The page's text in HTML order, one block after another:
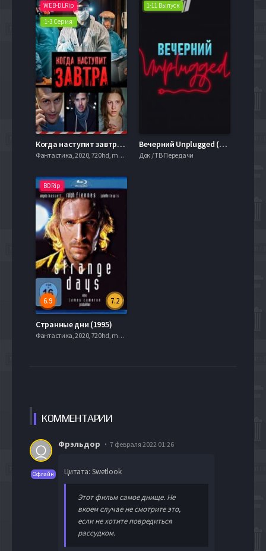
WEB-DLRip
1-3 Серия
Когда наступит завтра (2020)
Фантастика, 2020, 720hd, mobilen
1-11 Выпуск
Вечерний Unplugged (2020)
Док / ТВ Передачи
BDRip
7.2
6.9
Странные дни (1995)
Фантастика, 2020, 720hd, mobilen
КОММЕНТАРИИ
Офлайн
Фрэльдор 7 февраля 2022 01:26
Цитата: Swetlook
Этот фильм самое днище. Не
вкоем случае не смотрите это,
если не хотите повредиться
рассудком.